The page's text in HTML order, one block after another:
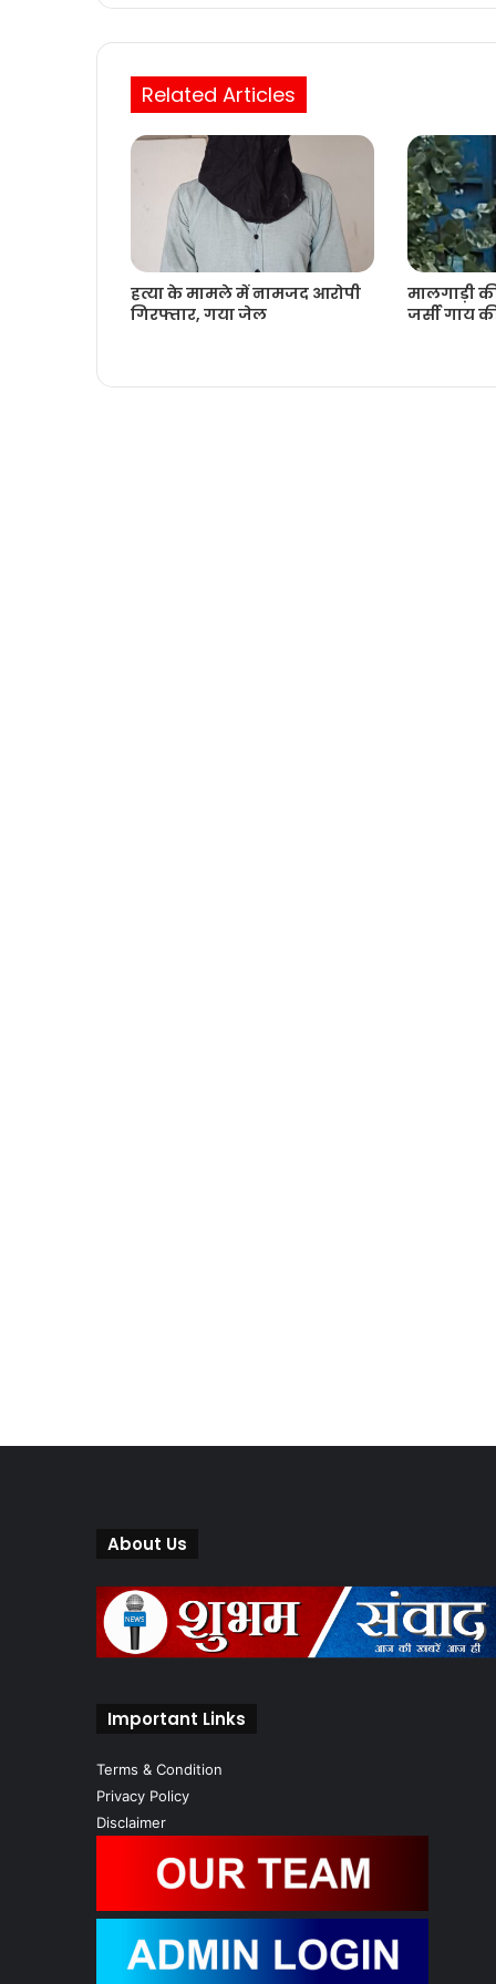
Related Articles
हत्या के मामले में नामजद आरोपी
गिरफ्तार, गया जेल
मालगाड़ी
जर्सी गाय
About Us
Important Links
Terms & Condition
Privacy Policy
Disclaimer